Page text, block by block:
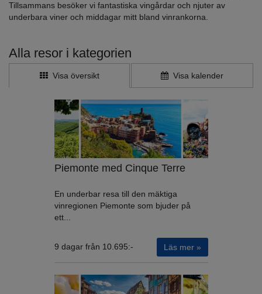
Tillsammans besöker vi fantastiska vingårdar och njuter av
underbara viner och middagar mitt bland vinrankorna.
Alla resor i kategorien
Visa översikt Visa kalender
Piemonte med Cinque Terre
En underbar resa till den mäktiga
vinregionen Piemonte som bjuder på
ett...
9 dagar från 10.695:- Läs mer »